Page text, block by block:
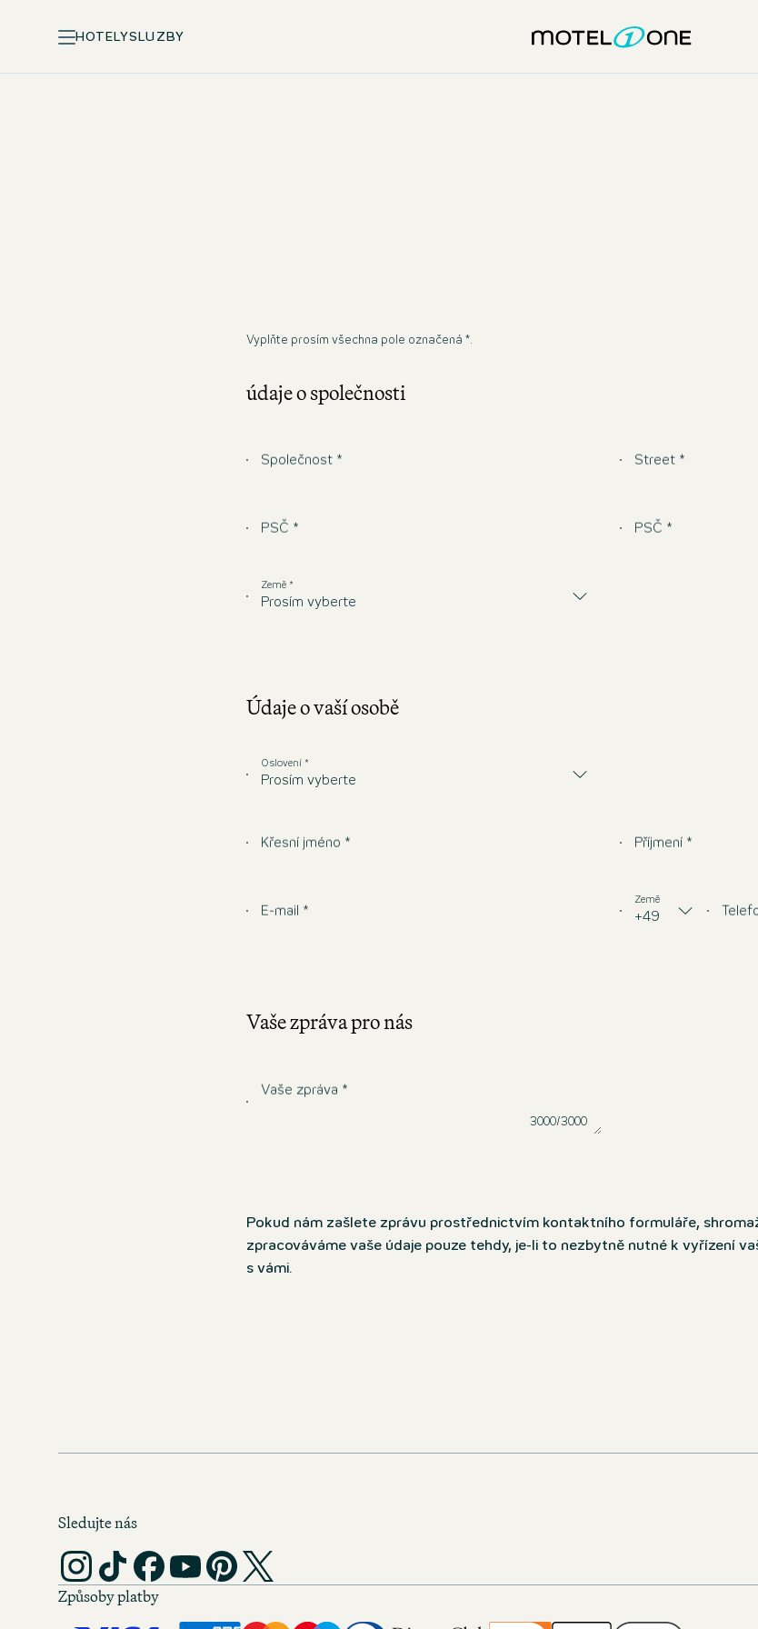
HOTELYSLUZBY
Vyplňte prosím všechna pole označená *.
údaje o společnosti
Společnost * Street *
PSČ * PSČ *
Prosím vyberte
Země *
Údaje o vaší osobě
Prosím vyberte
Oslovení *
Křesní jméno * Příjmení *
E-mail * +49
Země
Vaše zpráva pro nás
Vaše zpráva *
3000/3000
Pokud nám zašlete zprávu prostřednictvím kontaktního formuláře,
zpracováváme vaše údaje pouze tehdy, je-li to nezbytně nutné k vyřízení
s vámi.
Sledujte nás
Způsoby platby